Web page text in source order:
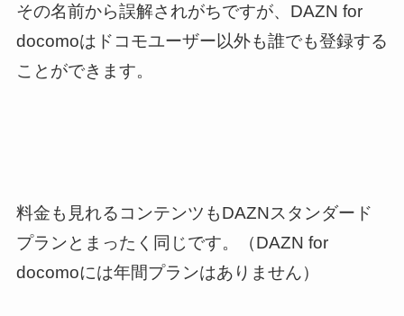
その名前から誤解されがちですが、DAZN for
docomoはドコモユーザー以外も誰でも登録する
ことができます。
料金も見れるコンテンツもDAZNスタンダード
プランとまったく同じです。（DAZN for
docomoには年間プランはありません）